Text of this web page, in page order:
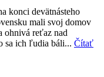
konci devätnásteho
mali svoj domov
ohnivá reťaz nad
sa ich ľudia báli... Čítať